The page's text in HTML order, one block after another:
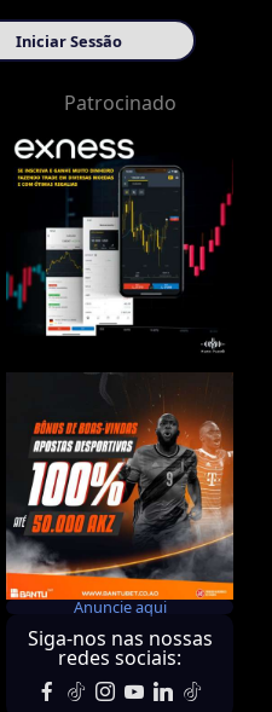
Iniciar Sessão
Patrocinado
Anuncie aqui
Siga-nos nas nossas
redes sociais: